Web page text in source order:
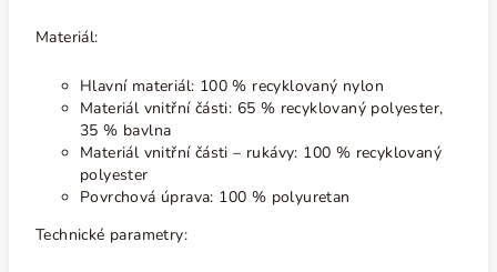
Materiál:
Hlavní materiál: 100 % recyklovaný nylon
Materiál vnitřní části: 65 % recyklovaný polyester,
35 % bavlna
Materiál vnitřní části – rukávy: 100 % recyklovaný
polyester
Povrchová úprava: 100 % polyuretan
Technické parametry: